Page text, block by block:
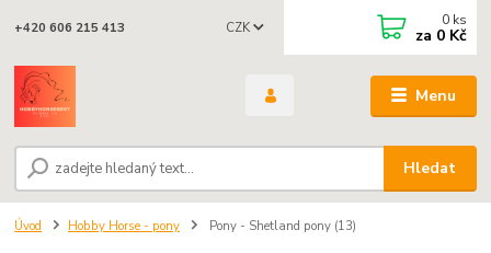
Menu
CZK
Hledat
+420 606 215 413 0 ks
za 0 Kč
Úvod Hobby Horse - pony Pony - Shetland pony (13)